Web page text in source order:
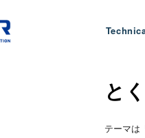
と
テーマは